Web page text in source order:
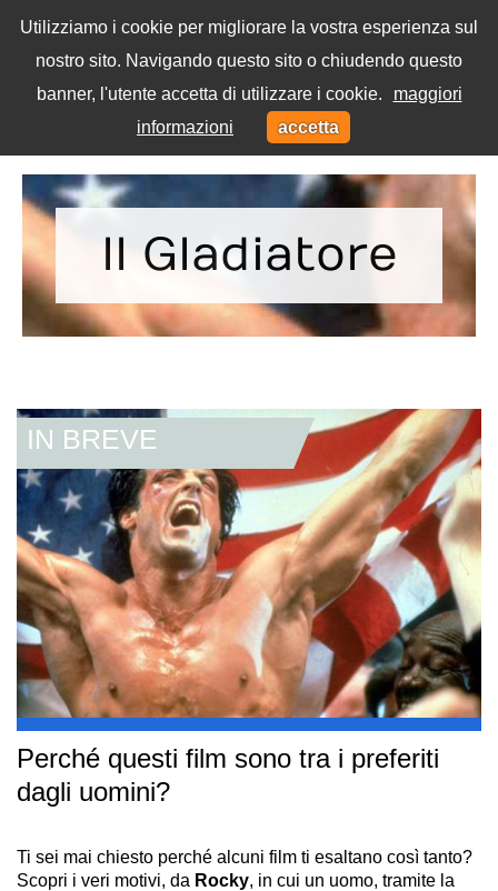
Utilizziamo i cookie per migliorare la vostra esperienza sul
nostro sito. Navigando questo sito o chiudendo questo
banner, l'utente accetta di utilizzare i cookie.
maggiori
informazioni
accetta
Menu
Il Gladiatore
Perché questi film sono tra i preferiti
dagli uomini?
Ti sei mai chiesto perché alcuni film ti esaltano così tanto?
Scopri i veri motivi, da Rocky, in cui un uomo, tramite la